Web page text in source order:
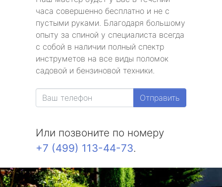
часа совершенно бесплатно и не с
пустыми руками. Благодаря большому
опыту за спиной у специалиста всегда
с собой в наличии полный спектр
инструметов на все виды поломок
садовой и бензиновой техники.
Отправить
Или позвоните по номеру
+7 (499) 113-44-73.